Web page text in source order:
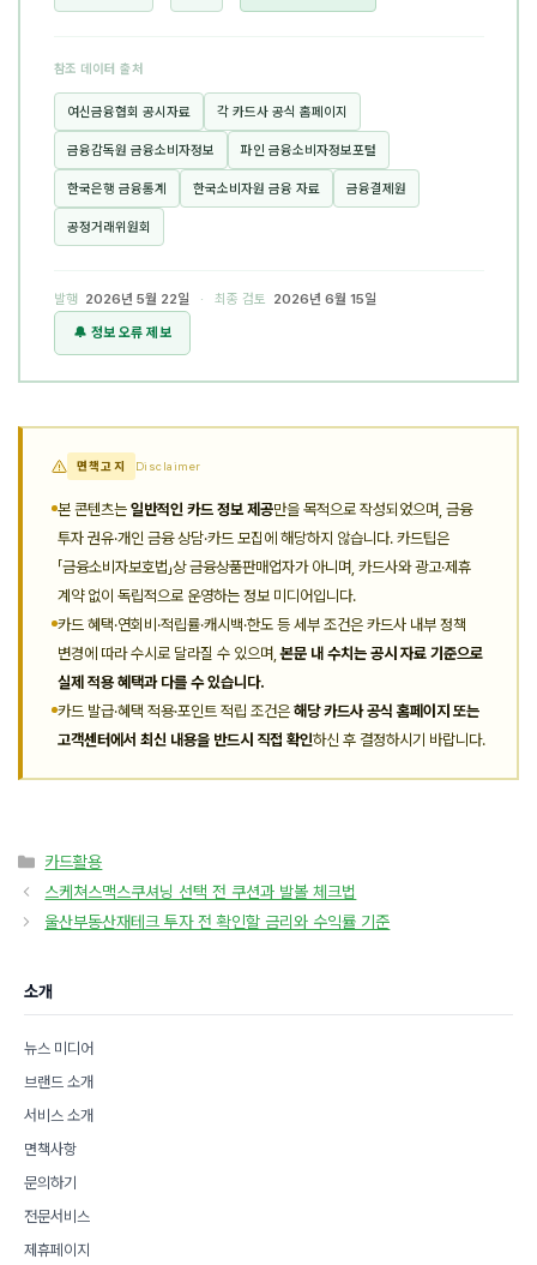
참조 데이터 출처
여신금융협회 공시자료 각 카드사 공식 홈페이지
금융감독원 금융소비자정보 파인 금융소비자정보포털
한국은행 금융통계 한국소비자원 금융 자료 금융결제원
공정거래위원회
발행 2026년 5월 22일 · 최종 검토
2026년 6월 15일
🔔 정보 오류 제보
면책고지 Disclaimer
본 콘텐츠는 일반적인 카드 정보 제공만을 목적으로 작성되었으며, 금융
투자 권유·개인 금융 상담·카드 모집에 해당하지 않습니다. 카드팁은
「금융소비자보호법」상 금융상품판매업자가 아니며, 카드사와 광고·제휴
계약 없이 독립적으로 운영하는 정보 미디어입니다.
카드 혜택·연회비·적립률·캐시백·한도 등 세부 조건은 카드사 내부 정책
변경에 따라 수시로 달라질 수 있으며,본문 내 수치는 공시 자료 기준으로
실제 적용 혜택과 다를 수 있습니다.
카드 발급·혜택 적용·포인트 적립 조건은 해당 카드사 공식 홈페이지 또는
고객센터에서 최신 내용을 반드시 직접 확인하신 후 결정하시기 바랍니다.
카
테
리
카드활용
스케쳐스맥스쿠셔닝 선택 전 쿠션과 발볼 체크법
울산부동산재테크 투자 전 확인할 금리와 수익률 기준
소개
뉴스 미디어
브랜드 소개
서비스 소개
면책사항
문의하기
전문서비스
제휴페이지